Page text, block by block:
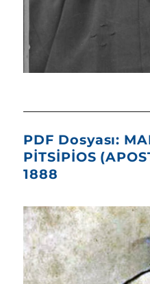
PDF Dosyası:
PİTSİPİOS
1888